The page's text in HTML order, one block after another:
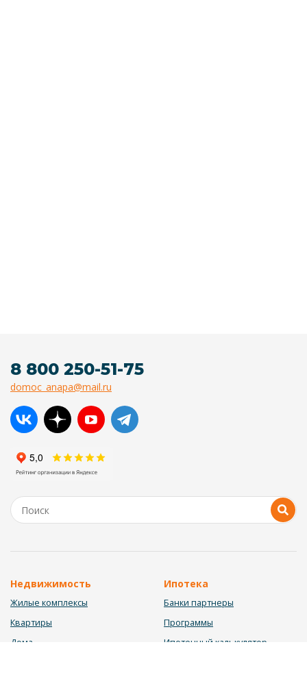
8 800 250-51-75
domoc_anapa@mail.ru
Недвижимость
Жилые комплексы
Квартиры
Дома
Ипотека
Банки партнеры
Программы
Ипотечный калькулятор